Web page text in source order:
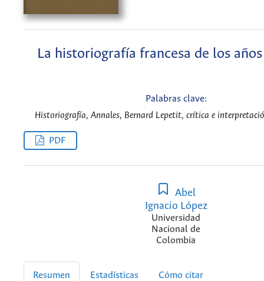
La historiografía francesa de los
Palabras clave:
Historiografía, Annales, Bernard Lepetit, crítica e
PDF
Abel
Ignacio López
Universidad
Nacional de
Colombia
Resumen Estadísticas Cómo citar